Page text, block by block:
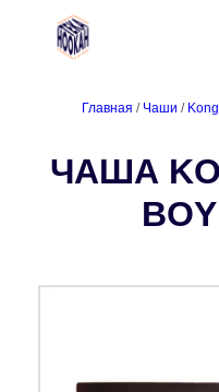
Главная / Чаши / Kong
ЧАША